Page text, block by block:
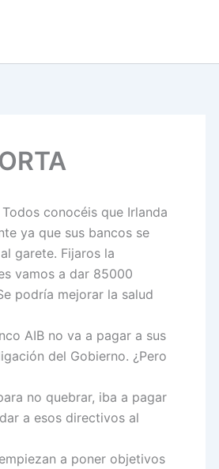
conocéis que Irlanda
ya que sus bancos se
garete. Fijaros la
vamos a dar 85000
podría mejorar la salud
AIB no va a pagar a sus
del Gobierno. ¿Pero
no quebrar, iba a pagar
a esos directivos al
a poner objetivos